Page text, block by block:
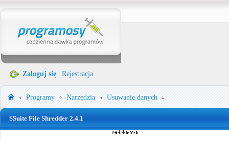
Zaloguj się Rejestracja
Programy Narzędzia Usuwanie danych
SSuite File Shredder 2.4.1